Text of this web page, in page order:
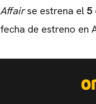
Affairse estrena el5
fecha de estreno en